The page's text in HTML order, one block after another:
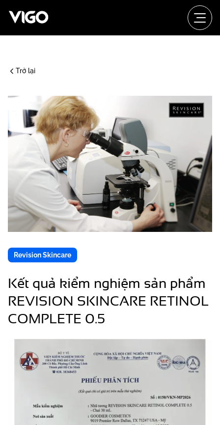
Trở lại
Revision Skincare
Kết quả kiểm nghiệm sản phẩm
REVISION SKINCARE RETINOL
COMPLETE 0.5